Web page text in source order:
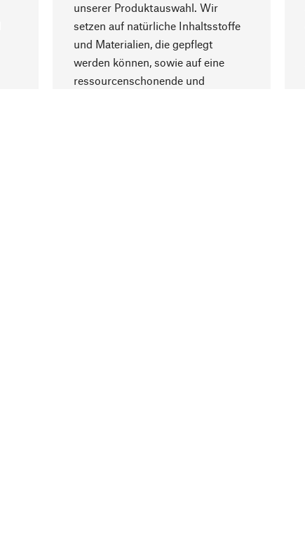
unserer Produktauswahl. Wir
setzen auf natürliche Inhaltsstoffe
und Materialien, die gepflegt
werden können, sowie auf eine
ressourcenschonende und